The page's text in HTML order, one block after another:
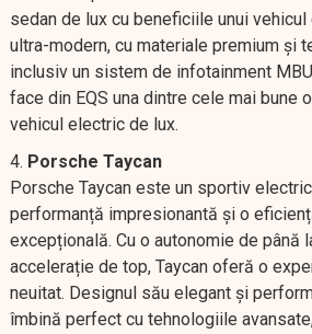
sedan de lux cu beneficiile unui
ultra-modern, cu materiale premium și
inclusiv un sistem de infotainment
face din EQS una dintre cele mai bune
vehicul electric de lux.
Porsche Taycan
Porsche Taycan este un sportiv
performanță impresionantă și o
excepțională. Cu o autonomie de până
accelerație de top, Taycan oferă o
neuitat. Designul său elegant și
îmbină perfect cu tehnologiile